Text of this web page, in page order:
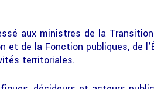
aux ministres de la
et de la Fonction publiques, de
territoriales.